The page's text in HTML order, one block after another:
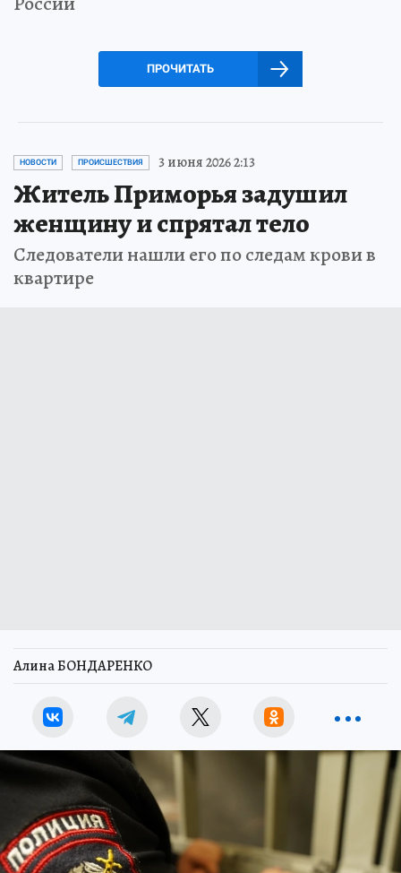
ПРОЧИТАТЬ
НОВОСТИ ПРОИСШЕСТВИЯ 3 июня 2026 2:13
Житель Приморья задушил
женщину и спрятал тело
Следователи нашли его по следам крови в
квартире
Алина БОНДАРЕНКО